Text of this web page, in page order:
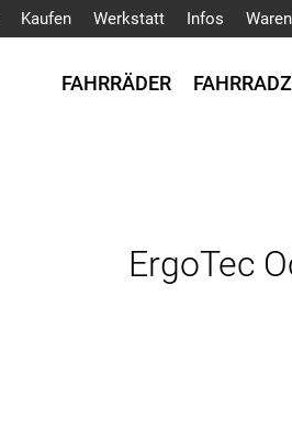
Kaufen Werkstatt Infos
FAHRRÄDER
ErgoTec